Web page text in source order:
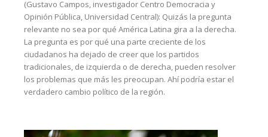
(Gustavo Campos, investigador Centro Democracia y
Opinión Pública, Universidad Central): Quizás la pregunta
relevante no sea por qué América Latina gira a la derecha.
La pregunta es por qué una parte creciente de los
ciudadanos ha dejado de creer que los partidos
tradicionales, de izquierda o de derecha, pueden resolver
los problemas que más les preocupan. Ahí podría estar el
verdadero cambio político de la región.